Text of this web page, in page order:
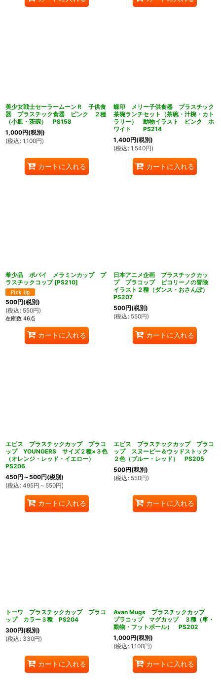
美少女戦士セーラームーンＲ 子供食
器 プラスチック食器 ピンク ２種
（小皿・茶碗） PS158
1,000円(税別)
(税込 : 1,100円)
カートに入れる
蝶印 メリー子供食器 プラスチック
茶碗ランチセット（茶碗・汁椀・カト
ラリー） 動物イラスト ピンク ホ
ワイト PS214
1,400円(税別)
(税込 : 1,540円)
カートに入れる
希少品 ポパイ メラミンカップ プ
ラスチックコップ [PS210]
500円(税別)
(税込 : 550円)
在庫数 46点
カートに入れる
日本アニメ企画 プラスチックカッ
プ プラコップ ピコリーノの冒険
イラスト２種（ダンス・おさんぽ）
PS207
500円(税別)
(税込 : 550円)
カートに入れる
エビス プラスチックカップ プラコ
ップ YOUNGERS サイズ２種×３色
（オレンジ・レッド・イエロー）
PS206
450円 ～500円(税別)
(税込 : 495円 ～550円)
カートに入れる
エビス プラスチックカップ プラコ
ップ スヌーピー＆ウッドストック
２色（ブルー・レッド） PS205
500円(税別)
(税込 : 550円)
カートに入れる
トーワ プラスチックカップ プラコ
ップ カラー３種 PS204
300円(税別)
(税込 : 330円)
カートに入れる
Avan Mugs プラスチックカップ
プラコップ マグカップ ３種（車・
動物・フットボール） PS202
1,000円(税別)
(税込 : 1,100円)
カートに入れる